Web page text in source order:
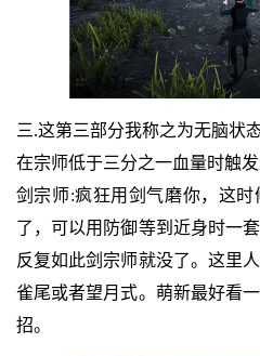
三.这第三部分我称之为无脑状
在宗师低于三分之一血量时触
剑宗师:疯狂用剑气磨你，这
了，可以用防御等到近身时一
反复如此剑宗师就没了。这里
雀尾或者望月式。萌新最好看
招。